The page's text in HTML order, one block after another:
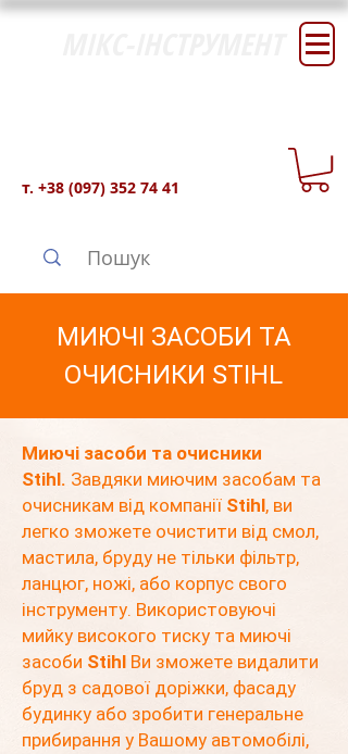
т. +38 (097) 352 74 41
МИЮЧІ ЗАСОБИ ТА
ОЧИСНИКИ STIHL
Миючі засоби та очисники
Stihl. Завдяки миючим засобам та
очисникам від компанії Stihl, ви
легко зможете очистити від смол,
мастила, бруду не тільки фільтр,
ланцюг, ножі, або корпус свого
інструменту. Використовуючі
мийку високого тиску та миючі
засоби Stihl Ви зможете видалити
бруд з садової доріжки, фасаду
будинку або зробити генеральне
прибирання у Вашому автомобілі,